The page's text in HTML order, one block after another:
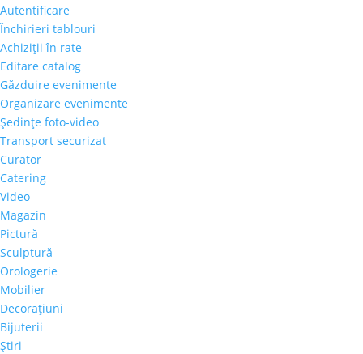
Autentificare
Închirieri tablouri
Achiziţii în rate
Editare catalog
Găzduire evenimente
Organizare evenimente
Şedinţe foto-video
Transport securizat
Curator
Catering
Video
Magazin
Pictură
Sculptură
Orologerie
Mobilier
Decoraţiuni
Bijuterii
Ştiri